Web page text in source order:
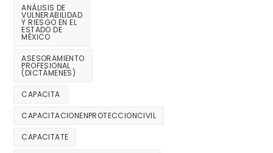
ANÁLISIS DE
VULNERABILIDAD
Y RIESGO EN EL
ESTADO DE
MÉXICO
ASESORAMIENTO
PROFESIONAL
(DICTÁMENES)
CAPACITA
CAPACITACIONENPROTECCIONCIVIL
CAPACITATE